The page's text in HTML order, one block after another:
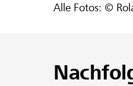
Alle Fotos: ©